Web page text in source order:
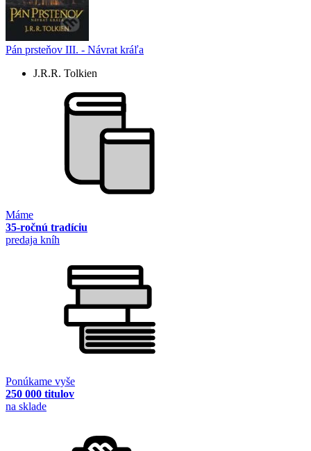
Pán prsteňov III. - Návrat kráľa
J.R.R. Tolkien
Máme
35-ročnú tradíciu
predaja kníh
Ponúkame vyše
250 000 titulov
na sklade